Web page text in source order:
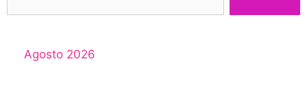
Agosto 2026